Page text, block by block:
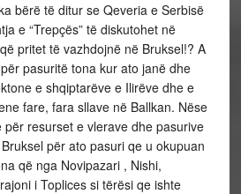
bërë të ditur se Qeveria e Serbisë
e “Trepçës” të diskutohet në
pritet të vazhdojnë në Bruksel!? A
pasuritë tona kur ato janë dhe
e shqiptarëve e Ilirëve dhe e
fare, fara sllave në Ballkan. Nëse
për resurset e vlerave dhe pasurive
për ato pasuri qe u okupuan
që nga Novipazari , Nishi,
i Toplices si tërësi qe ishte